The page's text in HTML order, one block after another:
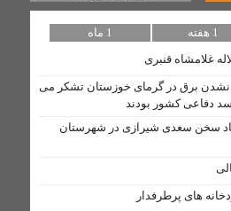
و «اشتباه» است/ راه نجات
کابلی
نیازدارد
1 هفته
1 ماه
غلامشاه قنبری
نشدن برق در گرمای خوزستان تشکر می
دفاعی کشور بودند
سخن سعدی شیرازی در شهرستان
های پرطرفدار